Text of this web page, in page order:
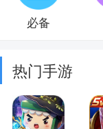
必备
热门手游